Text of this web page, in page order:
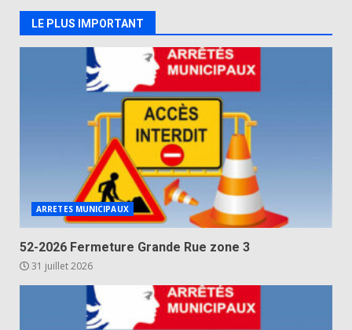
LE PLUS IMPORTANT
ARRETES MUNICIPAUX
52-2026 Fermeture Grande Rue zone 3
31 juillet 2026